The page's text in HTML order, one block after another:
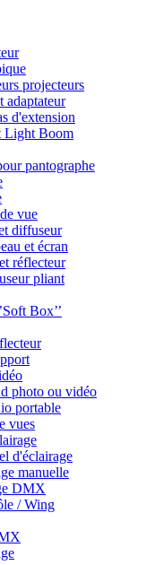
projecteurs
adaptateur
d'extension
Light Boom
pantographe
vue
diffuseur
et écran
réflecteur
pliant
Box’’
photo ou vidéo
portable
vues
d'éclairage
manuelle
DMX
/ Wing